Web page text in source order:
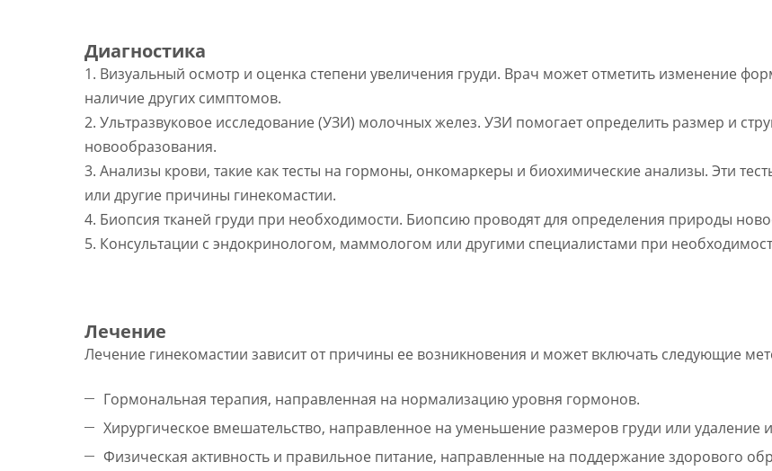
Диагностика
1. Визуальный осмотр и оценка степени увеличения груди. Врач может отметить изменение
наличие других симптомов.
2. Ультразвуковое исследование (УЗИ) молочных желез. УЗИ помогает определить размер и
новообразования.
3. Анализы крови, такие как тесты на гормоны, онкомаркеры и биохимические анализы. Эти
или другие причины гинекомастии.
4. Биопсия тканей груди при необходимости. Биопсию проводят для определения природы
5. Консультации с эндокринологом, маммологом или другими специалистами при
Лечение
Лечение гинекомастии зависит от причины ее возникновения и может включать следующие
Гормональная терапия, направленная на нормализацию уровня гормонов.
Хирургическое вмешательство, направленное на уменьшение размеров груди или удаление
Физическая активность и правильное питание, направленные на поддержание здорового